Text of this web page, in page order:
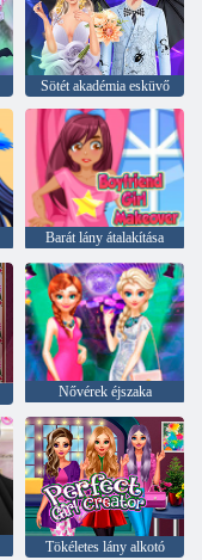
Sötét akadémia esküvő
Barát lány átalakítása
Nővérek éjszaka
Tökéletes lány alkotó